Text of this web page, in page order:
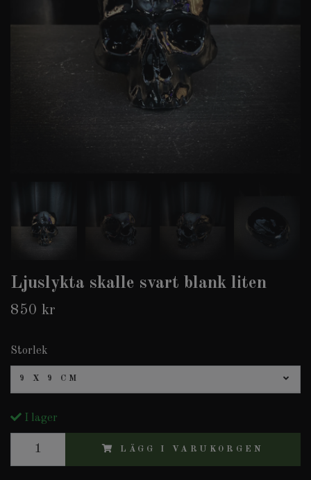
Ljuslykta skalle svart blank liten
850 kr
Storlek
9 X 9 CM
I lager
LÄGG I VARUKORGEN